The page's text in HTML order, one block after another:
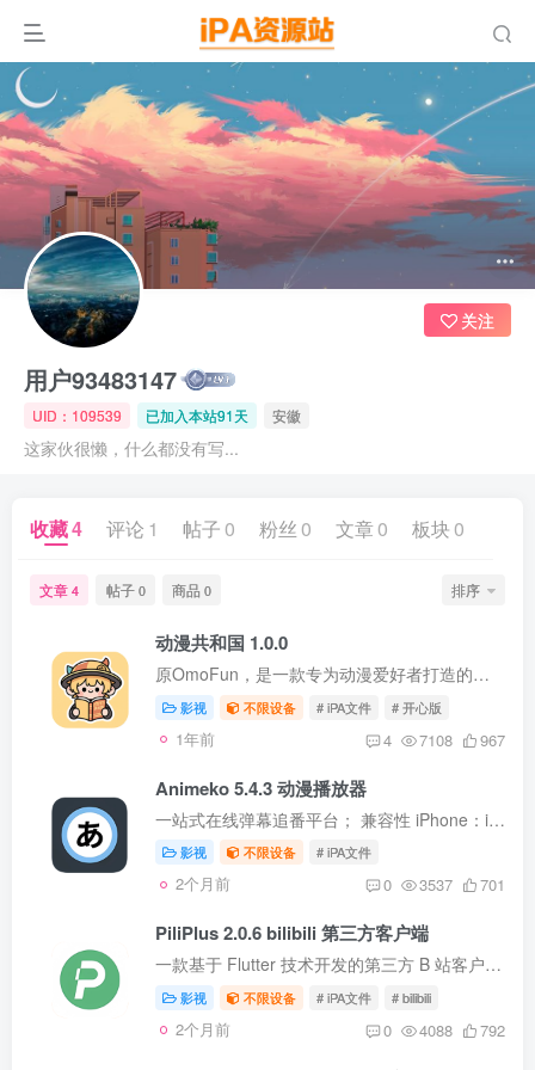
用户93483147
UID：109539 已加入本站91天 安徽
这家伙很懒，什么都没有写...
关注
收藏4 评论 1 帖子 0 粉丝 0 文章0 板块 0
文章 4 帖子 0 商品 0 排序
动漫共和国 1.0.0
原OmoFun，是一款专为动漫爱好者打造的在线观看与互动平台。该平台集合了海量高清动漫资源，包括热门新番和经典老番，满足用户多样化的观看需求。它采用先进的视频加载技术，确保播放流畅。同时...
影视 不限设备 # iPA文件 # 开心版
1年前 4 7108 967
Animeko 5.4.3 动漫播放器
一站式在线弹幕追番平台； 兼容性 iPhone：iOS 14.0+ iPad：iPadOS 14.0+ 版本说明 更新至最新版； 支持多源播放； 支持离线缓存； 支持收藏同步； 支持BT资源在线播放； 自带影视源无需再添加...
影视 不限设备 # iPA文件
2个月前 0 3537 701
PiliPlus 2.0.6 bilibili 第三方客户端
一款基于 Flutter 技术开发的第三方 B 站客户端。它的前身是 PilipalaX，经过升级优化后以全新面貌出现。PiliPlus 界面简洁高效，去除了开屏广告、信息流推广等干扰元素，仅保留 “动态”“推荐...
影视 不限设备 # iPA文件 # bilibili
2个月前 0 4088 792